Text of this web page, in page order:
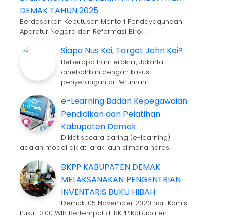
DEMAK TAHUN 2025
Berdasarkan Keputusan Menteri Pendayagunaan
Aparatur Negara dan Reformasi Biro…
Siapa Nus Kei, Target John Kei?
Beberapa hari terakhir, Jakarta
dihebohkan dengan kasus
penyerangan di Perumah…
e-Learning Badan Kepegawaian
Pendidikan dan Pelatihan
Kabupaten Demak
Diklat secara daring (e-learning)
adalah model diklat jarak jauh dimana naras…
BKPP KABUPATEN DEMAK
MELAKSANAKAN PENGENTRIAN
INVENTARIS BUKU HIBAH
Demak, 05 November 2020 hari Kamis
Pukul 13.00 WIB Bertempat di BKPP Kabupaten…